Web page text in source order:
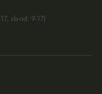
sb-nd: 9-17)